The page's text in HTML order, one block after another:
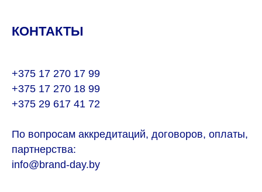
КОНТАКТЫ
+375 17 270 17 99
+375 17 270 18 99
+375 29 617 41 72
По вопросам аккредитаций, договоров, оплаты,
партнерства:
info@brand-day.by